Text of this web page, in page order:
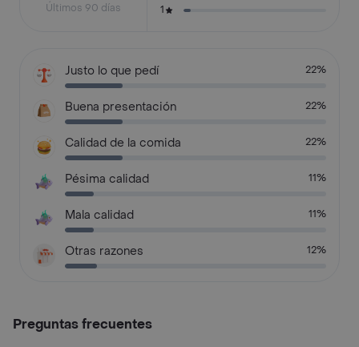
Últimos 90 días
1
Justo lo que pedí 22%
Buena presentación 22%
Calidad de la comida 22%
Pésima calidad 11%
Mala calidad 11%
Otras razones 12%
Preguntas frecuentes